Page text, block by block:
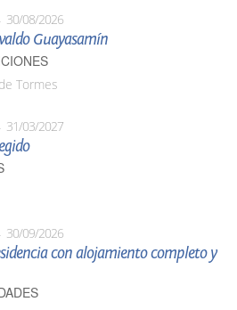
30/08/2026
Guayasamín
Tormes
31/03/2027
30/09/2026
con alojamiento completo y